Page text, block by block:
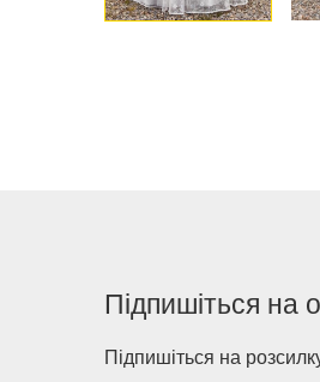
Підпишіться на
Підпишіться на